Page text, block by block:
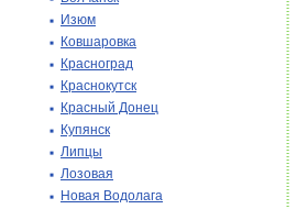
Изюм
Ковшаровка
Красноград
Краснокутск
Красный Донец
Купянск
Липцы
Лозовая
Новая Водолага